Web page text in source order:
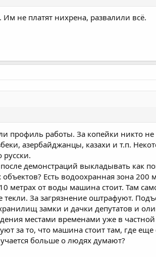
не платят нихрена, развалили всё.
работы. За копейки никто не
азербайджанцы, казахи и т.п.
демонстраций выкладывать как
Есть водоохранная зона 200
метрах от воды машина стоит. Там
За загрязнение оштрафуют.
замки и дачки депутатов и
местами временами уже в частной
за то, что машина стоит там, где еще
больше о людях думают?